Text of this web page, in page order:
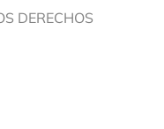
DERECHOS